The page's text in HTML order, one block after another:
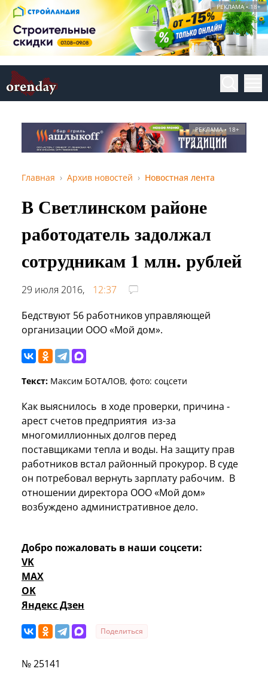
РЕКЛАМА • 18+
РЕКЛАМА • 18+
Главная Архив новостей Новостная лента
В Светлинском районе
работодатель задолжал
сотрудникам 1 млн. рублей
29 июля 2016,
12:37
Бедствуют 56 работников управляющей
организации ООО «Мой дом».
Текст: Максим БОТАЛОВ, фото: соцсети
Как выяснилось в ходе проверки, причина -
арест счетов предприятия из-за
многомиллионных долгов перед
поставщиками тепла и воды. На защиту прав
работников встал районный прокурор. В суде
он потребовал вернуть зарплату рабочим. В
отношении директора ООО «Мой дом»
возбуждено административное дело.
Добро пожаловать в наши соцсети:
VK
MAX
OK
Яндекс Дзен
Поделиться
№ 25141